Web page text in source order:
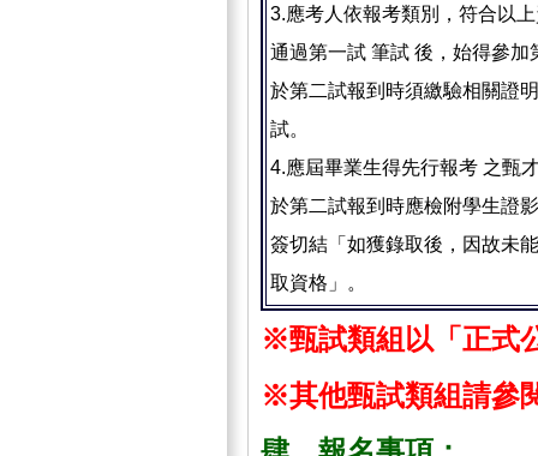
3.應考人依報考類別，符合以
通過第一試 筆試 後，始得參
於第二試報到時須繳驗相關證
試。
4.應屆畢業生得先行報考 之甄
於第二試報到時應檢附學生證
簽切結「如獲錄取後，因故未
取資格」。
※甄試類組以「正式
※其他甄試類組請參